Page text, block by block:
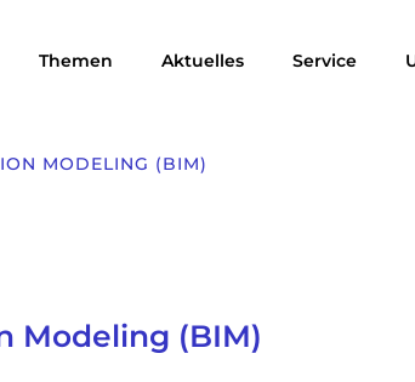
Themen Aktuelles Service
MODELING (BIM)
Modeling (BIM)